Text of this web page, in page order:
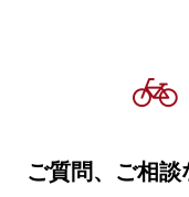
ご質問、ご相談